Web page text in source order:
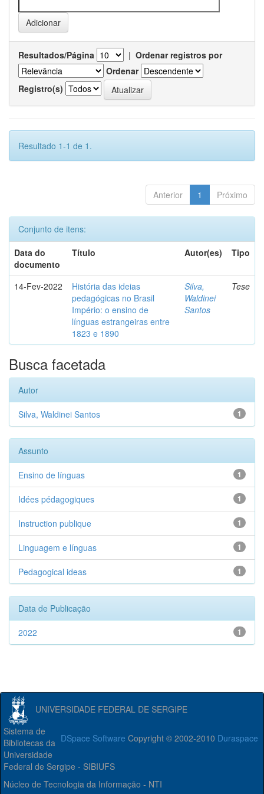
Resultados/Página | Ordenar registros por
Ordenar
Registro(s)
Resultado 1-1 de 1.
Anterior 1 Próximo
Conjunto de itens:
Data do
documento
Título Autor(es) Tipo
14-Fev-2022
História das ideias
pedagógicas no Brasil
Império: o ensino de
línguas estrangeiras entre
1823 e 1890
Silva,
Waldinei
Santos
Tese
Busca facetada
Autor
1
Silva, Waldinei Santos
Assunto
1
Ensino de línguas
1
Idées pédagogiques
1
Instruction publique
1
Linguagem e línguas
1
Pedagogical ideas
Data de Publicação
1
2022
UNIVERSIDADE FEDERAL DE SERGIPE
DSpace Software Copyright © 2002-2010 Duraspace
Sistema de
Bibliotecas da
Universidade
Federal de Sergipe - SIBIUFS
Núcleo de Tecnologia da Informação - NTI